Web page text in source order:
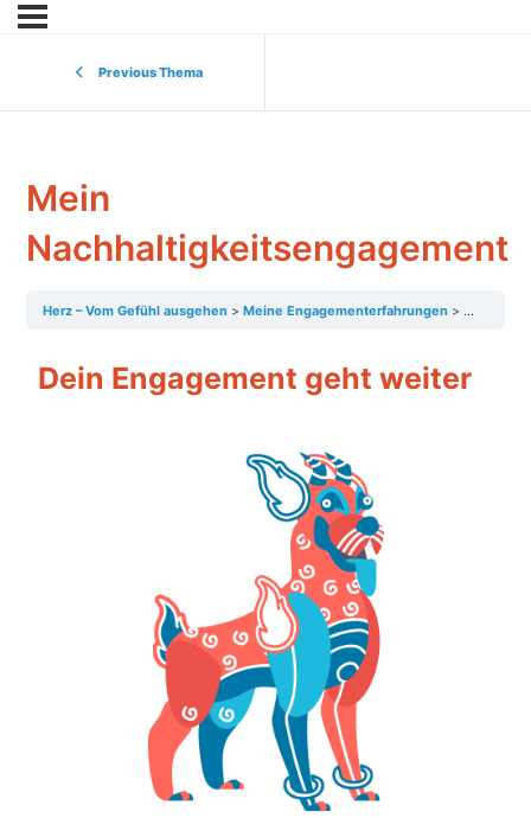
Previous Thema
Mein
Nachhaltigkeitsengagement
Herz – Vom Gefühl ausgehen Meine Engagementerfahrungen Mein
Dein Engagement geht weiter